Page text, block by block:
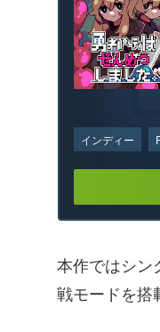
インディー
本作ではシン
戦モードを搭